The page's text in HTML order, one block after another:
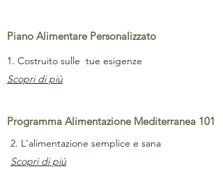
Piano Alimentare Personalizzato
1. Costruito sulle tue esigenze
Scopri di più
Programma Alimentazione Mediterranea 101
2. L'alimentazione semplice e sana
Scopri di più